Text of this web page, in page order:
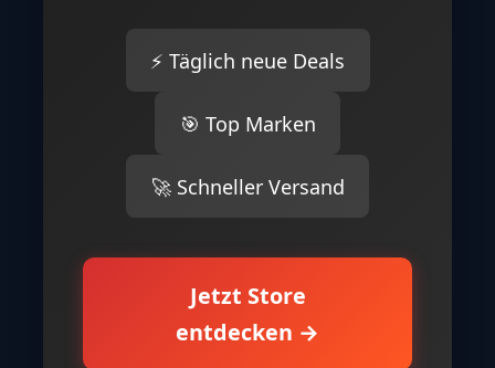
⚡ Täglich neue Deals
🎯 Top Marken
🚀 Schneller Versand
Jetzt Store
entdecken →